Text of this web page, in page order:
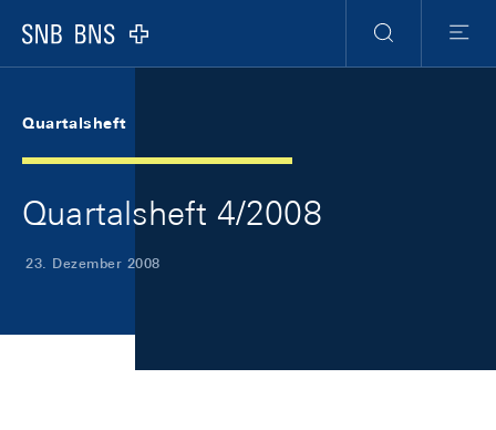
Logo
Suche
Menu
Quartalsheft
Quartalsheft 4/2008
23. Dezember 2008